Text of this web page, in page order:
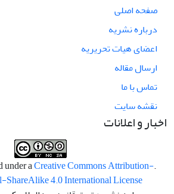
صفحه اصلی
درباره نشریه
اعضای هیات تحریریه
ارسال مقاله
تماس با ما
نقشه سایت
اخبار و اعلانات
.This work is licensed under a
Creative Commons Attribution-
4.0 International License